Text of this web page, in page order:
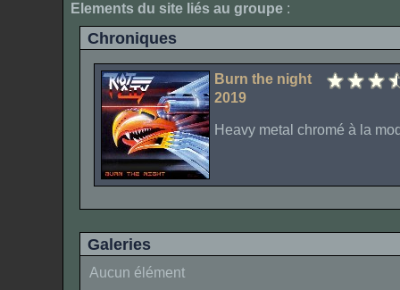
Elements du site liés au groupe :
Chroniques
Burn the night
2019
Heavy metal chromé à la
Galeries
Aucun élément